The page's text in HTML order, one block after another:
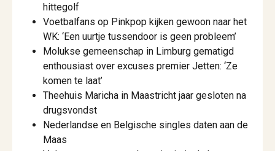
hittegolf
Voetbalfans op Pinkpop kijken gewoon naar het
WK: ‘Een uurtje tussendoor is geen probleem’
Molukse gemeenschap in Limburg gematigd
enthousiast over excuses premier Jetten: ‘Ze
komen te laat’
Theehuis Maricha in Maastricht jaar gesloten na
drugsvondst
Nederlandse en Belgische singles daten aan de
Maas